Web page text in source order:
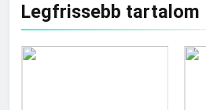
Legfrissebb tartalom